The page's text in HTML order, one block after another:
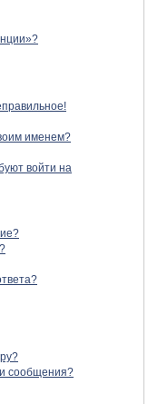
именем?
войти на
сообщения?